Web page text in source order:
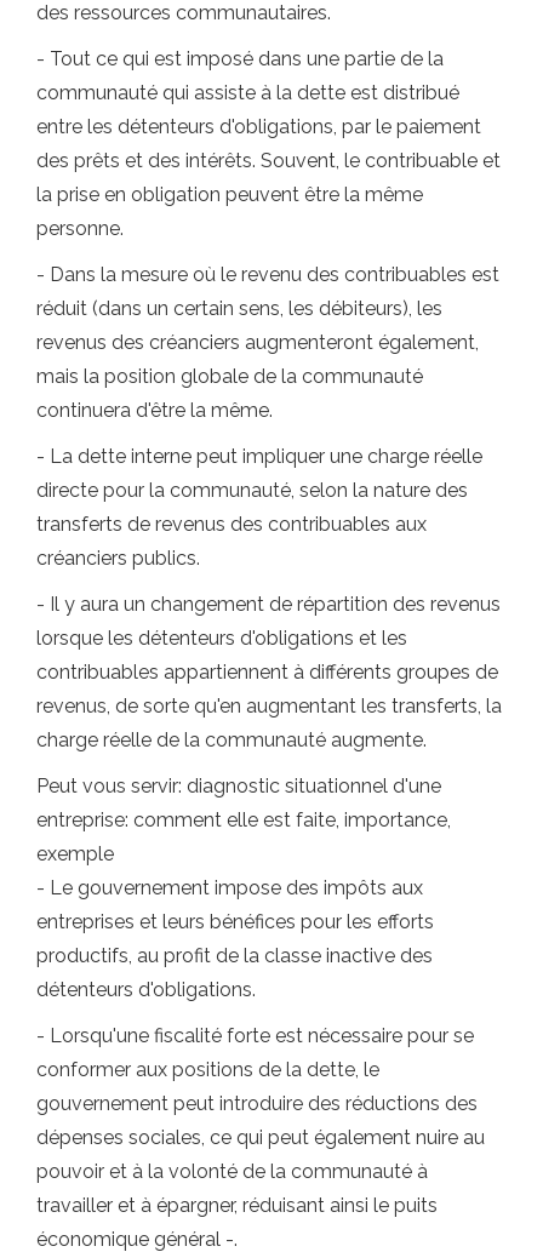
des ressources communautaires.
- Tout ce qui est imposé dans une partie de la
communauté qui assiste à la dette est distribué
entre les détenteurs d'obligations, par le paiement
des prêts et des intérêts. Souvent, le contribuable et
la prise en obligation peuvent être la même
personne.
- Dans la mesure où le revenu des contribuables est
réduit (dans un certain sens, les débiteurs), les
revenus des créanciers augmenteront également,
mais la position globale de la communauté
continuera d'être la même.
- La dette interne peut impliquer une charge réelle
directe pour la communauté, selon la nature des
transferts de revenus des contribuables aux
créanciers publics.
- Il y aura un changement de répartition des revenus
lorsque les détenteurs d'obligations et les
contribuables appartiennent à différents groupes de
revenus, de sorte qu'en augmentant les transferts, la
charge réelle de la communauté augmente.
Peut vous servir: diagnostic situationnel d'une
entreprise: comment elle est faite, importance,
exemple
- Le gouvernement impose des impôts aux
entreprises et leurs bénéfices pour les efforts
productifs, au profit de la classe inactive des
détenteurs d'obligations.
- Lorsqu'une fiscalité forte est nécessaire pour se
conformer aux positions de la dette, le
gouvernement peut introduire des réductions des
dépenses sociales, ce qui peut également nuire au
pouvoir et à la volonté de la communauté à
travailler et à épargner, réduisant ainsi le puits
économique général -.